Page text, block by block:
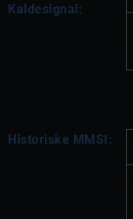
Kaldesignal:
Historiske MMSI: